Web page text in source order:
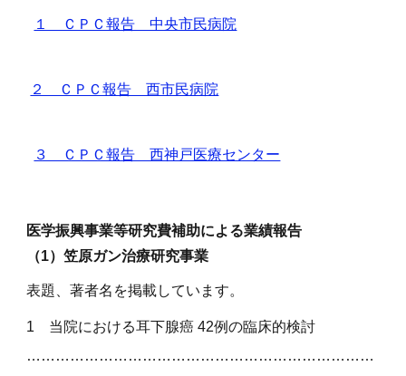
１ ＣＰＣ報告 中央市民病院
２ ＣＰＣ報告 西市民病院
３ ＣＰＣ報告 西神戸医療センター
医学振興事業等研究費補助による業績報告
（1）笠原ガン治療研究事業
表題、著者名を掲載しています。
1 当院における耳下腺癌 42例の臨床的検討
………………………………………………………………